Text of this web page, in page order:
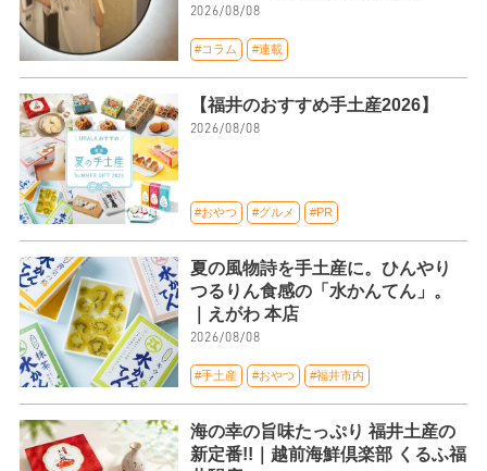
2026/08/08
#コラム #連載
【福井のおすすめ手土産2026】
2026/08/08
#おやつ #グルメ #PR
夏の風物詩を手土産に。ひんやり
つるりん食感の「水かんてん」。
｜えがわ 本店
2026/08/08
#手土産 #おやつ #福井市内
海の幸の旨味たっぷり 福井土産の
新定番!!｜越前海鮮倶楽部 くるふ福